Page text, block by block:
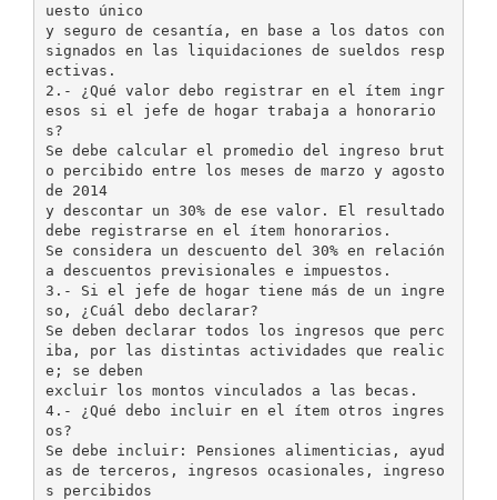
uesto único
y seguro de cesantía, en base a los datos con
signados en las liquidaciones de sueldos resp
ectivas.
2.- ¿Qué valor debo registrar en el ítem ingr
esos si el jefe de hogar trabaja a honorario
s?
Se debe calcular el promedio del ingreso brut
o percibido entre los meses de marzo y agosto
de 2014
y descontar un 30% de ese valor. El resultado
debe registrarse en el ítem honorarios.
Se considera un descuento del 30% en relación
a descuentos previsionales e impuestos.
3.- Si el jefe de hogar tiene más de un ingre
so, ¿Cuál debo declarar?
Se deben declarar todos los ingresos que perc
iba, por las distintas actividades que realic
e; se deben
excluir los montos vinculados a las becas.
4.- ¿Qué debo incluir en el ítem otros ingres
os?
Se debe incluir: Pensiones alimenticias, ayud
as de terceros, ingresos ocasionales, ingreso
s percibidos